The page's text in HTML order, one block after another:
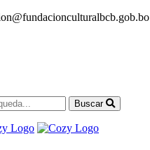
Buscar